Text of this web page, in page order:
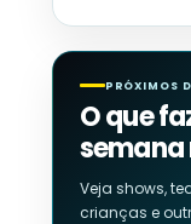
PRÓXIMOS
O que
semana
Veja shows,
crianças e